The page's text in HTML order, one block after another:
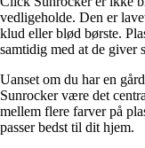
vedligeholde. Den er
klud eller blød børste.
samtidig med at de giver
Uanset om du har en
Sunrocker være det
mellem flere farver på
passer bedst til dit hjem.